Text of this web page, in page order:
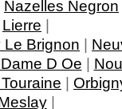
Nazelles Negron
Lierre |
Le Brignon |
D Oe |
|
|